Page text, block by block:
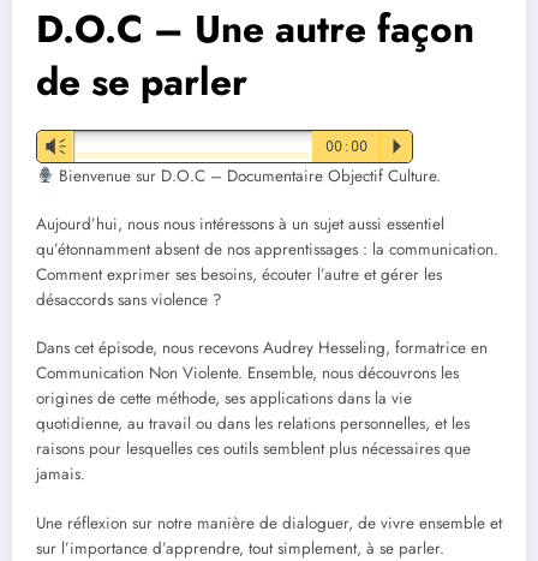
D.O.C – Une autre façon
de se parler
Vm 00:00 P
Bienvenue sur D.O.C – Documentaire Objectif Culture.
Aujourd’hui, nous nous intéressons à un sujet aussi essentiel
qu’étonnamment absent de nos apprentissages : la communication.
Comment exprimer ses besoins, écouter l’autre et gérer les
désaccords sans violence ?
Dans cet épisode, nous recevons Audrey Hesseling, formatrice en
Communication Non Violente. Ensemble, nous découvrons les
origines de cette méthode, ses applications dans la vie
quotidienne, au travail ou dans les relations personnelles, et les
raisons pour lesquelles ces outils semblent plus nécessaires que
jamais.
Une réflexion sur notre manière de dialoguer, de vivre ensemble et
sur l’importance d’apprendre, tout simplement, à se parler.